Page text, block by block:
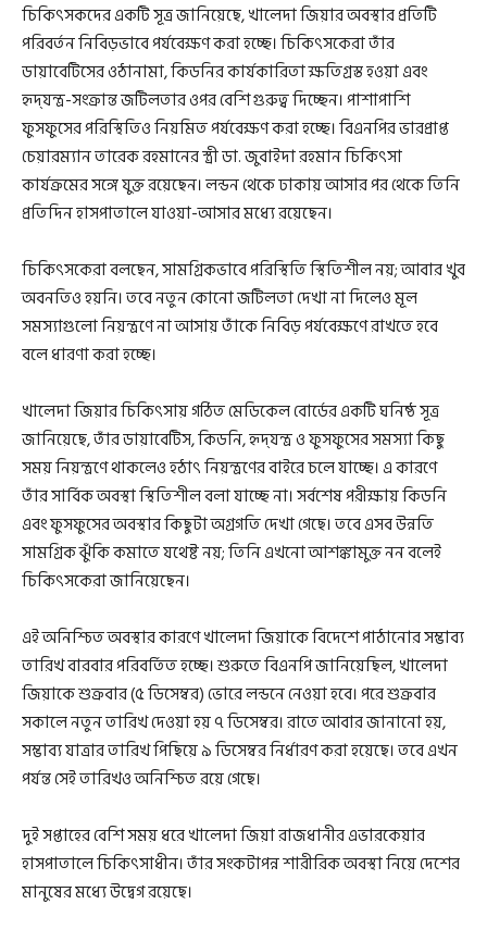
চিকিৎসকদের একটি সূত্র জানিয়েছে, খালেদা জিয়ার অবস্থার প্রতিটি
পরিবর্তন নিবিড়ভাবে পর্যবেক্ষণ করা হচ্ছে। চিকিৎসকেরা তাঁর
ডায়াবেটিসের ওঠানামা, কিডনির কার্যকারিতা ক্ষতিগ্রস্ত হওয়া এবং
হৃদ্‌যন্ত্র-সংক্রান্ত জটিলতার ওপর বেশি গুরুত্ব দিচ্ছেন। পাশাপাশি
ফুসফুসের পরিস্থিতিও নিয়মিত পর্যবেক্ষণ করা হচ্ছে। বিএনপির ভারপ্রাপ্ত
চেয়ারম্যান তারেক রহমানের স্ত্রী ডা. জুবাইদা রহমান চিকিৎসা
কার্যক্রমের সঙ্গে যুক্ত রয়েছেন। লন্ডন থেকে ঢাকায় আসার পর থেকে তিনি
প্রতিদিন হাসপাতালে যাওয়া-আসার মধ্যে রয়েছেন।
চিকিৎসকেরা বলছেন, সামগ্রিকভাবে পরিস্থিতি স্থিতিশীল নয়; আবার খুব
অবনতিও হয়নি। তবে নতুন কোনো জটিলতা দেখা না দিলেও মূল
সমস্যাগুলো নিয়ন্ত্রণে না আসায় তাঁকে নিবিড় পর্যবেক্ষণে রাখতে হবে
বলে ধারণা করা হচ্ছে।
খালেদা জিয়ার চিকিৎসায় গঠিত মেডিকেল বোর্ডের একটি ঘনিষ্ঠ সূত্র
জানিয়েছে, তাঁর ডায়াবেটিস, কিডনি, হৃদ্‌যন্ত্র ও ফুসফুসের সমস্যা কিছু
সময় নিয়ন্ত্রণে থাকলেও হঠাৎ নিয়ন্ত্রণের বাইরে চলে যাচ্ছে। এ কারণে
তাঁর সার্বিক অবস্থা স্থিতিশীল বলা যাচ্ছে না। সর্বশেষ পরীক্ষায় কিডনি
এবং ফুসফুসের অবস্থার কিছুটা অগ্রগতি দেখা গেছে। তবে এসব উন্নতি
সামগ্রিক ঝুঁকি কমাতে যথেষ্ট নয়; তিনি এখনো আশঙ্কামুক্ত নন বলেই
চিকিৎসকেরা জানিয়েছেন।
এই অনিশ্চিত অবস্থার কারণে খালেদা জিয়াকে বিদেশে পাঠানোর সম্ভাব্য
তারিখ বারবার পরিবর্তিত হচ্ছে। শুরুতে বিএনপি জানিয়েছিল, খালেদা
জিয়াকে শুক্রবার (৫ ডিসেম্বর) ভোরে লন্ডনে নেওয়া হবে। পরে শুক্রবার
সকালে নতুন তারিখ দেওয়া হয় ৭ ডিসেম্বর। রাতে আবার জানানো হয়,
সম্ভাব্য যাত্রার তারিখ পিছিয়ে ৯ ডিসেম্বর নির্ধারণ করা হয়েছে। তবে এখন
পর্যন্ত সেই তারিখও অনিশ্চিত রয়ে গেছে।
দুই সপ্তাহের বেশি সময় ধরে খালেদা জিয়া রাজধানীর এভারকেয়ার
হাসপাতালে চিকিৎসাধীন। তাঁর সংকটাপন্ন শারীরিক অবস্থা নিয়ে দেশের
মানুষের মধ্যে উদ্বেগ রয়েছে।